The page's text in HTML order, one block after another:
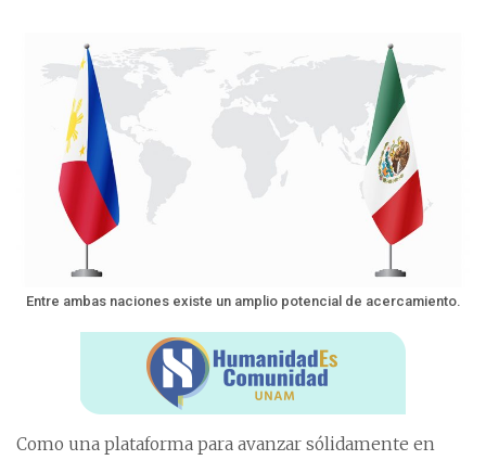
Entre ambas naciones existe un amplio potencial de acercamiento.
Como una plataforma para avanzar sólidamente en